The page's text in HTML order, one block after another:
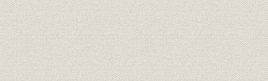
貯蓄;販売 証券貯蓄係販売額
1977年(昭
59年)
財形貯蓄;業界 財形口座数・寄託4社比較
1976年(
(昭和55年